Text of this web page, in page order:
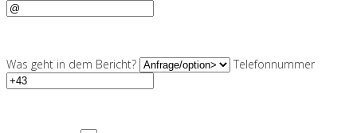
Was geht in dem Bericht? Telefonnummer